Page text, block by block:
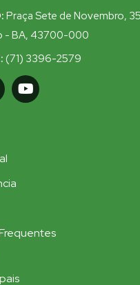
Praça Sete de Novembro,
- BA, 43700-000
(71) 3396-2579